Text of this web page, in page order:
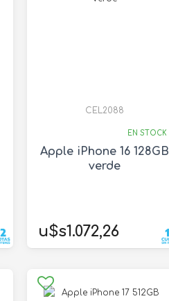
CEL2088
EN STOCK
Apple iPhone 16 128GB
verde
u$s1.072,26